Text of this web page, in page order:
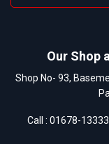
Our Shop
Shop No- 93,
Call : 01678-